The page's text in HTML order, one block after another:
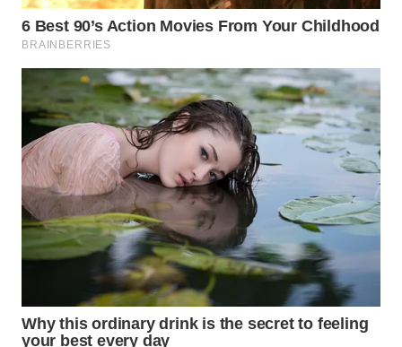
WN
LIKUPANG
WN
LABUANBAJO
WN
BORNEO
Wahana
Media
Group
WAHANA
NEWS